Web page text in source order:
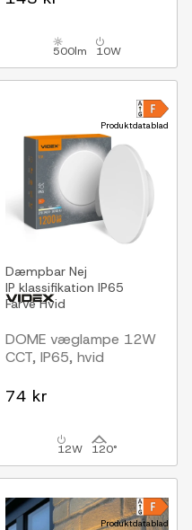
500lm 10W
Produktdatablad
Dæmpbar Nej
IP klassifikation IP65
FarveHvid
DOME væglampe 12W
CCT, IP65, hvid
74 kr
12W 120°
Produktdatablad